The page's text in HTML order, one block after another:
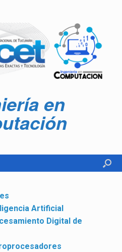
en
Artificial
Digital de